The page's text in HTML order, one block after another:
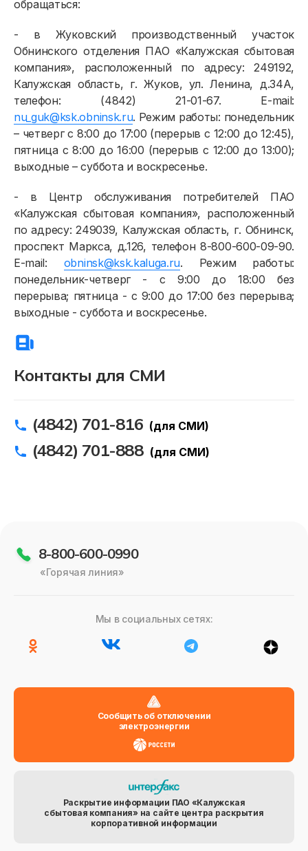
Контакты для СМИ
(4842) 701-816 (для СМИ)
(4842) 701-888 (для СМИ)
обращаться:
- в Жуковский производственный участок
Обнинского отделения ПАО «Калужская сбытовая
компания», расположенный по адресу: 249192,
Калужская область, г. Жуков, ул. Ленина, д.34А,
телефон: (4842) 21-01-67. E-mail:
nu_guk@ksk.obninsk.ru. Режим работы: понедельник
– четверг с 8:00 до 17:00 (перерыв с 12:00 до 12:45),
пятница с 8:00 до 16:00 (перерыв с 12:00 до 13:00);
выходные – суббота и воскресенье.
- в Центр обслуживания потребителей ПАО
«Калужская сбытовая компания», расположенный
по адресу: 249039, Калужская область, г. Обнинск,
проспект Маркса, д.126, телефон 8-800-600-09-90.
E-mail: obninsk@ksk.kaluga.ru. Режим работы:
понедельник-четверг - с 9:00 до 18:00 без
перерыва; пятница - с 9:00 до 17:00 без перерыва;
выходные - суббота и воскресенье.
8-800-600-0990
«Горячая линия»
Мы в социальных сетях:
Сообщить об отключении
электроэнергии
Раскрытие информации ПАО «Калужская
сбытовая компания» на сайте центра раскрытия
корпоративной информации